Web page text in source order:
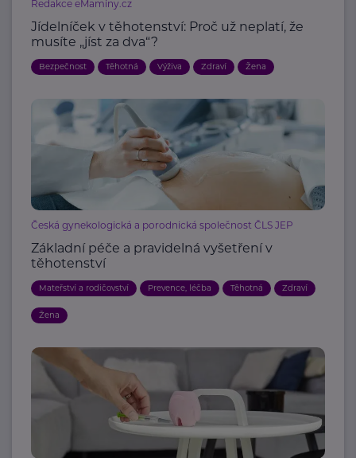
Redakce eMaminy.cz
Jídelníček v těhotenství: Proč už neplatí, že
musíte „jíst za dva“?
Bezpečnost Těhotná Výživa Zdraví Žena
Česká gynekologická a porodnická společnost ČLS JEP
Základní péče a pravidelná vyšetření v
těhotenství
Mateřství a rodičovství Prevence, léčba Těhotná Zdraví
Žena